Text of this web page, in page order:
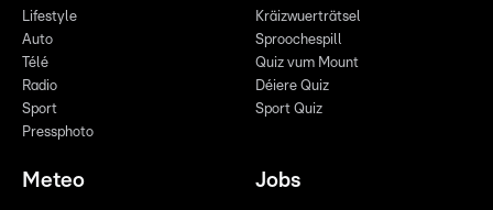
Lifestyle
Auto
Télé
Radio
Sport
Pressphoto
Kräizwuerträtsel
Sproochespill
Quiz vum Mount
Déiere Quiz
Sport Quiz
Meteo Jobs